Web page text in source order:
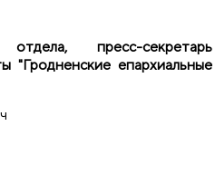
пресс-секретарь
"Гродненские епархиальные
email)